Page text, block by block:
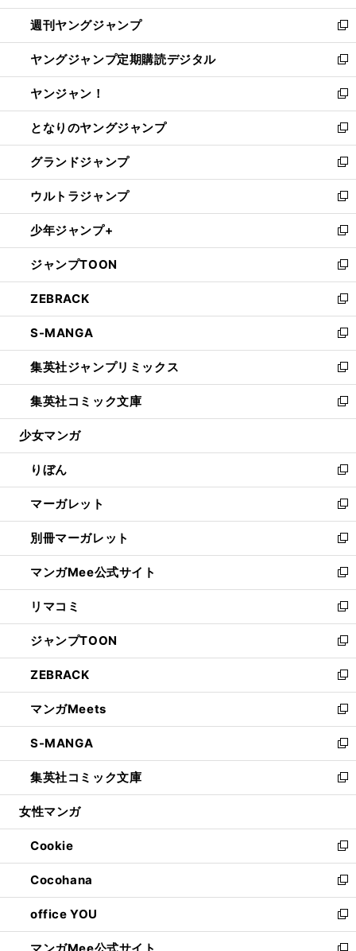
開
く
ウ
で
開
く
ン
ド
ウ
で
開
く
ウ
ィ
ン
ド
ウ
で
開
く
週刊ヤングジャンプ
新
し
い
ウ
ィ
ン
ド
ウ
で
開
く
ヤングジャンプ定期購読デジタル
新
し
い
ウ
ィ
ン
ド
ウ
で
開
く
ヤンジャン！
新
し
い
ウ
ィ
ン
ド
ウ
で
開
く
となりのヤングジャンプ
新
し
い
ウ
ィ
ン
ド
ウ
で
開
く
グランドジャンプ
新
し
い
ウ
ィ
ン
ド
ウ
で
開
く
ウルトラジャンプ
新
し
い
ウ
ィ
ン
ド
ウ
で
開
く
少年ジャンプ+
新
し
い
ウ
ィ
ン
ド
ウ
で
開
く
ジャンプTOON
新
し
い
ウ
ィ
ン
ド
ウ
で
開
ZEBRACK
新
し
い
ウ
ィ
ン
ド
ウ
開
く
S-MANGA
新
し
い
ウ
ィ
ン
ウ
で
開
く
集英社ジャンプリミックス
新
し
い
ウ
ン
ド
ウ
で
開
く
集英社コミック文庫
新
し
ウ
ィ
ン
ド
ウ
で
開
く
少女マンガ
りぼん
新
し
い
ウ
ィ
ン
ド
ウ
で
開
く
マーガレット
新
し
い
ウ
ィ
ン
ド
ウ
で
開
く
別冊マーガレット
新
し
い
ウ
ィ
ン
ド
ウ
で
開
く
マンガMee公式サイト
新
し
い
ウ
ィ
ン
ド
ウ
で
開
く
リマコミ
新
し
い
ウ
ィ
ン
ド
ウ
で
開
く
ジャンプTOON
新
し
い
ウ
ィ
ン
ド
ウ
で
開
ZEBRACK
新
し
い
ウ
ィ
ン
ド
ウ
開
く
マンガMeets
新
し
い
ウ
ィ
ン
ウ
で
開
く
S-MANGA
新
し
い
ウ
ン
ド
ウ
で
開
く
集英社コミック文庫
新
し
ウ
ィ
ン
ド
ウ
で
開
く
女性マンガ
Cookie
新
し
い
ウ
ィ
ン
Cocohana
新
し
い
ウ
office YOU
新
し